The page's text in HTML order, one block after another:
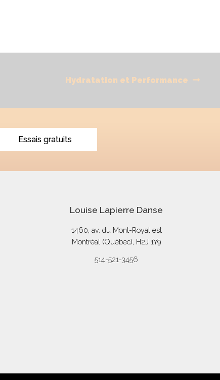
Next
Hydratation et Performance
Essais gratuits
Louise Lapierre Danse
1460, av. du Mont-Royal est
Montréal (Québec), H2J 1Y9
514-521-3456